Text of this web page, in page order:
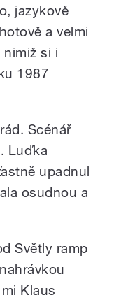
jazykově
a velmi
nimiž si i
1987
Scénář
Luďka
upadnul
osudnou a
Světly ramp
Klaus